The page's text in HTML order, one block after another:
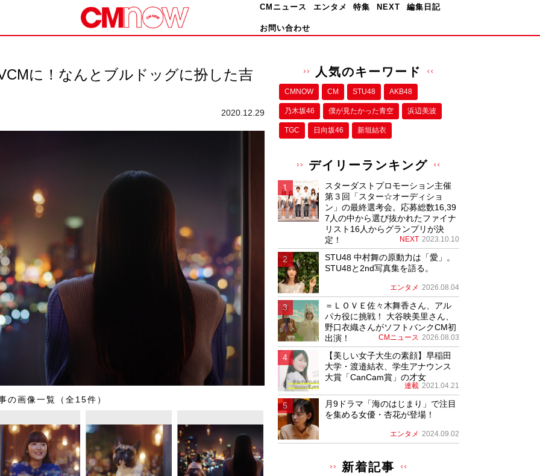
CMニュース エンタメ 特集 NEXT 編集日記
お問い合わせ
に！なんとブルドッグに扮した吉
2020.12.29
の画像一覧（全15件）
人気のキーワード
CMNOW CM STU48 AKB48
乃木坂46 僕が⾒たかった⻘空 浜辺美波
TGC 日向坂46 新垣結衣
デイリーランキング
スターダストプロモーション主催
第３回「スター☆オーディショ
ン」の最終選考会。応募総数16,39
7人の中から選び抜かれたファイナ
リスト16人からグランプリが決
定！
NEXT 2023.10.10
STU48 中村舞の原動力は「愛」。
STU48と2nd写真集を語る。
エンタメ 2026.08.04
＝ＬＯＶＥ佐々木舞香さん、アル
パカ役に挑戦！ 大谷映美里さん、
野口衣織さんがソフトバンクCM初
出演！
CMニュース 2026.08.03
【美しい女子大生の素顔】早稲田
大学・渡邉結衣、学生アナウンス
大賞「CanCam賞」の才女
連載 2021.04.21
月9ドラマ「海のはじまり」で注目
を集める女優・杏花が登場！
エンタメ 2024.09.02
新着記事